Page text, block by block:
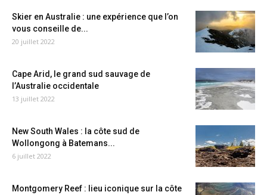
Skier en Australie : une expérience que l’on
vous conseille de...
20 juillet 2022
Cape Arid, le grand sud sauvage de
l’Australie occidentale
13 juillet 2022
New South Wales : la côte sud de
Wollongong à Batemans...
6 juillet 2022
Montgomery Reef : lieu iconique sur la côte